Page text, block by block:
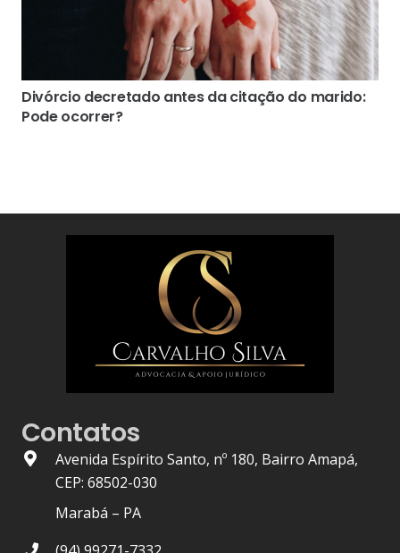
Divórcio decretado antes da citação do marido:
Pode ocorrer?
Contatos
Avenida Espírito Santo, nº 180, Bairro Amapá,
CEP: 68502-030
Marabá – PA